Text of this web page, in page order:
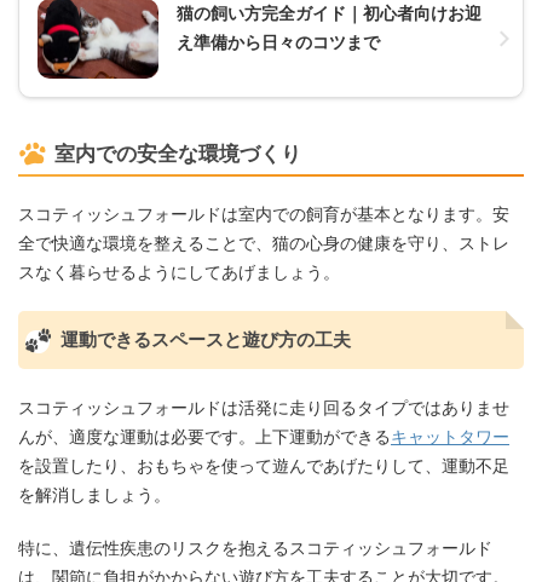
猫の飼い方完全ガイド｜初心者向けお迎
え準備から日々のコツまで
室内での安全な環境づくり
スコティッシュフォールドは室内での飼育が基本となります。安
全で快適な環境を整えることで、猫の心身の健康を守り、ストレ
スなく暮らせるようにしてあげましょう。
運動できるスペースと遊び方の工夫
スコティッシュフォールドは活発に走り回るタイプではありませ
んが、適度な運動は必要です。上下運動ができるキャットタワー
を設置したり、おもちゃを使って遊んであげたりして、運動不足
を解消しましょう。
特に、遺伝性疾患のリスクを抱えるスコティッシュフォールド
は、関節に負担がかからない遊び方を工夫することが大切です。